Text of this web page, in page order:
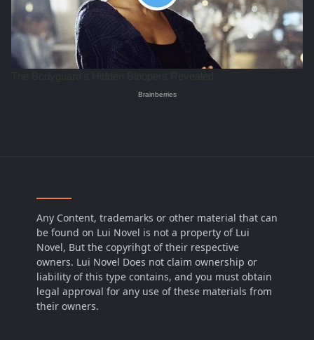
Any Content, trademarks or other material that can
be found on Lui Novel is not a property of Lui
Novel, But the copyrihgt of their respective
owners. Lui Novel Does not claim ownership or
liability of this type contains, and you must obtain
legal approval for any use of these materials from
their owners.